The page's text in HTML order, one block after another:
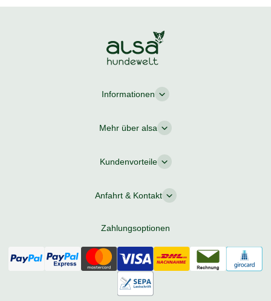
Informationen
Mehr über alsa
Kundenvorteile
Anfahrt & Kontakt
Zahlungsoptionen